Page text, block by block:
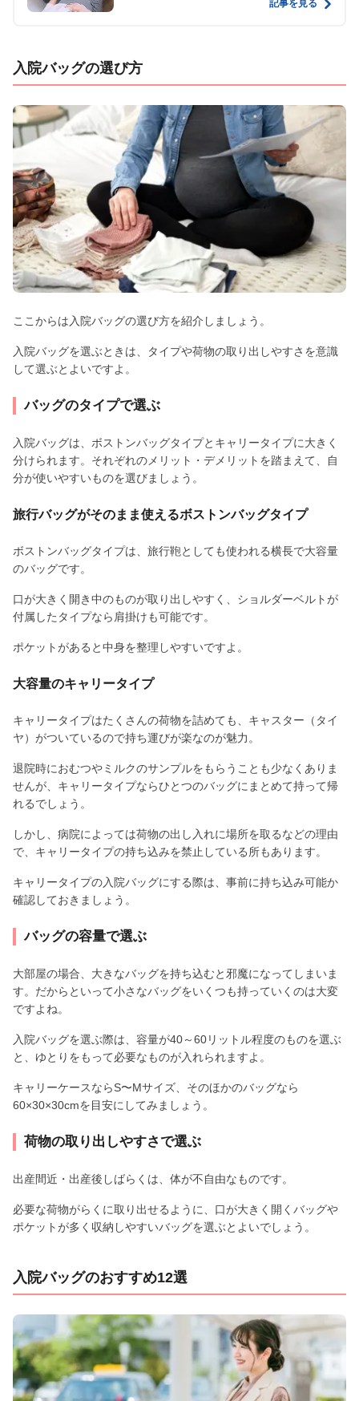
記事を見る
入院バッグの選び方
ここからは入院バッグの選び方を紹介しましょう。
入院バッグを選ぶときは、タイプや荷物の取り出しやすさを意識
して選ぶとよいですよ。
バッグのタイプで選ぶ
入院バッグは、ボストンバッグタイプとキャリータイプに大きく
分けられます。それぞれのメリット・デメリットを踏まえて、自
分が使いやすいものを選びましょう。
旅行バッグがそのまま使えるボストンバッグタイプ
ボストンバッグタイプは、旅行鞄としても使われる横長で大容量
のバッグです。
口が大きく開き中のものが取り出しやすく、ショルダーベルトが
付属したタイプなら肩掛けも可能です。
ポケットがあると中身を整理しやすいですよ。
大容量のキャリータイプ
キャリータイプはたくさんの荷物を詰めても、キャスター（タイ
ヤ）がついているので持ち運びが楽なのが魅力。
退院時におむつやミルクのサンプルをもらうことも少なくありま
せんが、キャリータイプならひとつのバッグにまとめて持って帰
れるでしょう。
しかし、病院によっては荷物の出し入れに場所を取るなどの理由
で、キャリータイプの持ち込みを禁止している所もあります。
キャリータイプの入院バッグにする際は、事前に持ち込み可能か
確認しておきましょう。
バッグの容量で選ぶ
大部屋の場合、大きなバッグを持ち込むと邪魔になってしまいま
す。だからといって小さなバッグをいくつも持っていくのは大変
ですよね。
入院バッグを選ぶ際は、容量が40～60リットル程度のものを選ぶ
と、ゆとりをもって必要なものが入れられますよ。
キャリーケースならS〜Mサイズ、そのほかのバッグなら
60×30×30cmを目安にしてみましょう。
荷物の取り出しやすさで選ぶ
出産間近・出産後しばらくは、体が不自由なものです。
必要な荷物がらくに取り出せるように、口が大きく開くバッグや
ポケットが多く収納しやすいバッグを選ぶとよいでしょう。
入院バッグのおすすめ12選